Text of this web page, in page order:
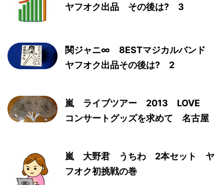
ヤフオク出品 その後は? 3
関ジャニ∞ 8ESTマジカルバンド
ヤフオク出品その後は? 2
嵐 ライブツアー 2013 LOVE
コンサートグッズを求めて 名古屋
嵐 大野君 うちわ 2本セット ヤ
フオク初挑戦の巻